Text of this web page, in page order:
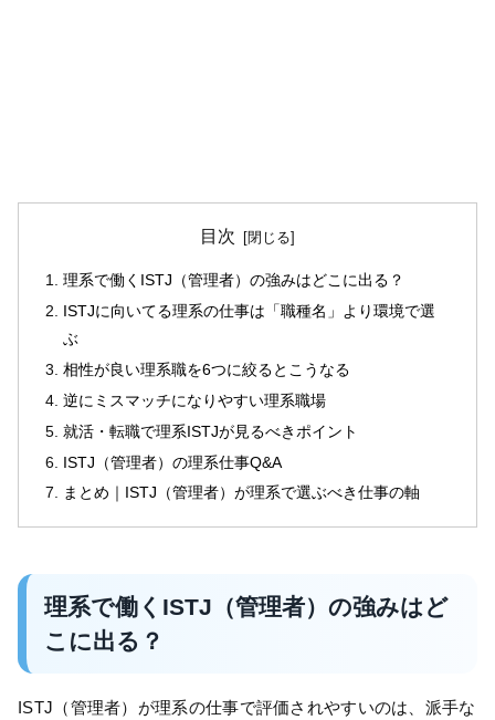
目次
理系で働くISTJ（管理者）の強みはどこに出る？
ISTJに向いてる理系の仕事は「職種名」より環境で選
ぶ
相性が良い理系職を6つに絞るとこうなる
逆にミスマッチになりやすい理系職場
就活・転職で理系ISTJが見るべきポイント
ISTJ（管理者）の理系仕事Q&A
まとめ｜ISTJ（管理者）が理系で選ぶべき仕事の軸
理系で働くISTJ（管理者）の強みはど
こに出る？
ISTJ（管理者）が理系の仕事で評価されやすいのは、派手な